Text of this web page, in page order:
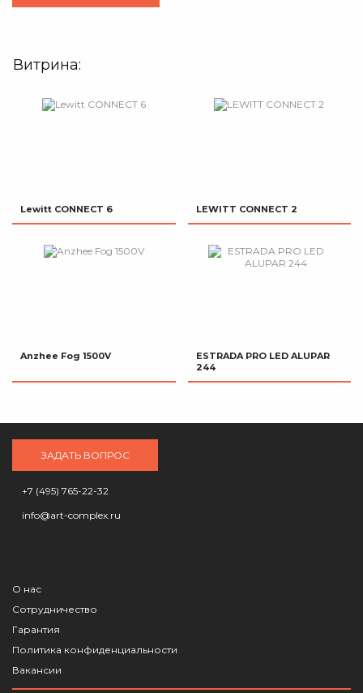
Витрина:
Lewitt CONNECT 6 LEWITT CONNECT 2
Anzhee Fog 1500V
ESTRADA PRO LED ALUPAR
244
ЗАДАТЬ ВОПРОС
+7 (495) 765-22-32
info@art-complex.ru
О нас
Сотрудничество
Гарантия
Политика конфиденциальности
Вакансии